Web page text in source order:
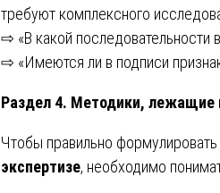
требуют комплексного
⇨ «В какой последовательности
⇨ «Имеются ли в подписи
Раздел 4. Методики, лежащие
Чтобы правильно формулировать
экспертизе, необходимо